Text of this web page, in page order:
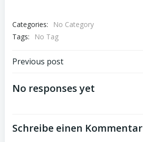
Categories:
No Category
Tags:
No Tag
Post
navigation
Previous post
No responses yet
Schreibe einen Kommentar